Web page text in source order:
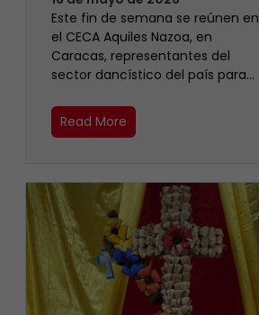
Este fin de semana se reúnen en
el CECA Aquiles Nazoa, en
Caracas, representantes del
sector dancístico del país para…
Read More